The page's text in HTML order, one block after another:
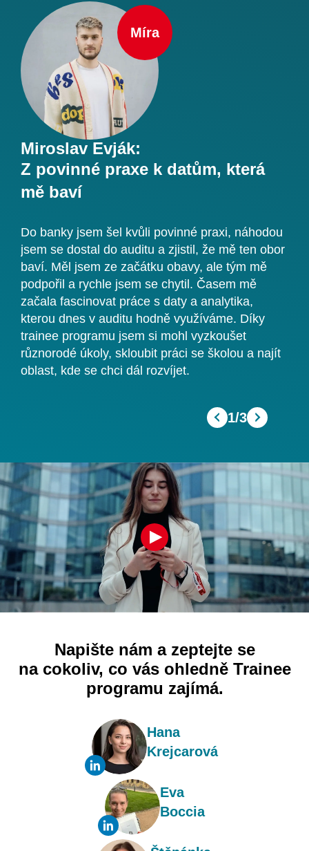
Míra
Miroslav Evják:
Z povinné praxe k datům, která
mě baví
Do banky jsem šel kvůli povinné praxi, náhodou
jsem se dostal do auditu a zjistil, že mě ten obor
baví. Měl jsem ze začátku obavy, ale tým mě
podpořil a rychle jsem se chytil. Časem mě
začala fascinovat práce s daty a analytika,
kterou dnes v auditu hodně využíváme. Díky
trainee programu jsem si mohl vyzkoušet
různorodé úkoly, skloubit práci se školou a najít
oblast, kde se chci dál rozvíjet.
1/3
Napište nám a zeptejte se
na cokoliv, co vás ohledně Trainee
programu zajímá.
Hana
Krejcarová
Eva
Boccia